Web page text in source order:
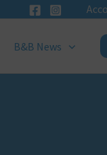
B&B News